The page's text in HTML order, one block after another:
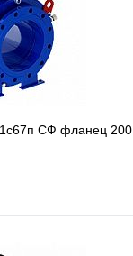
СФ фланец 200